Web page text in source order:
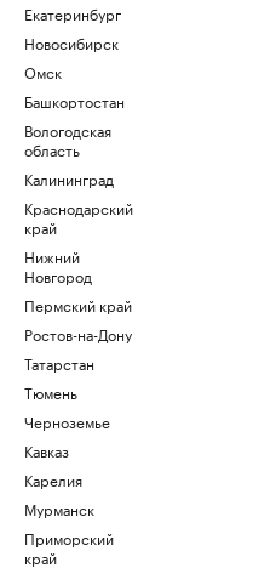
Екатеринбург
Новосибирск
Омск
Башкортостан
Вологодская
область
Калининград
Краснодарский
край
Нижний
Новгород
Пермский край
Ростов-на-Дону
Татарстан
Тюмень
Черноземье
Кавказ
Карелия
Мурманск
Приморский
край